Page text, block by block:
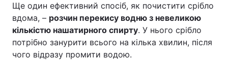
Ще один ефективний спосіб, як почистити срібло
вдома, – розчин перекису водню з невеликою
кількістю нашатирного спирту. У нього срібло
потрібно занурити всього на кілька хвилин, після
чого відразу промити водою.